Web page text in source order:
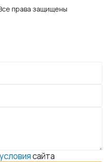
права защищены
сайта